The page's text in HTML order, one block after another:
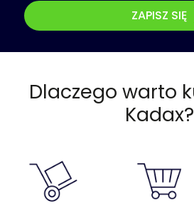
ZAPISZ SIĘ
Dlaczego warto
Kadax?